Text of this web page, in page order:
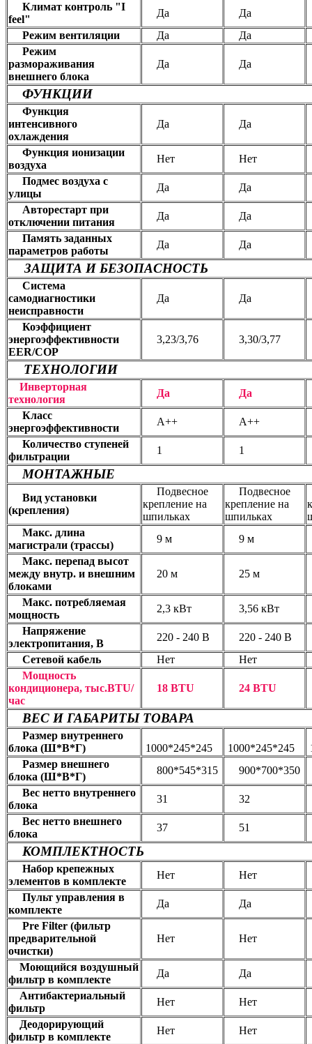
Климат контроль "I
feel"
Да Да
Режим вентиляции
Да Да
Режим
размораживания
внешнего блока
Да Да
ФУНКЦИИ
Функция
интенсивного
охлаждения
Да Да
Функция ионизации
воздуха
Нет Нет
Подмес воздуха с
улицы
Да Да
Авторестарт при
отключении питания
Да Да
Память заданных
параметров работы
Да Да
ЗАЩИТА И БЕЗОПАСНОСТЬ
Система
самодиагностики
неисправности
Да Да
Коэффициент
энергоэффективности
EER/COP
3,23/3,76 3,30/3,77
ТЕХНОЛОГИИ
Инверторная
технология
Да Да
Класс
энергоэффективности
А++ А++
Количество ступеней
фильтрации
1 1
МОНТАЖНЫЕ
Вид установки
(крепления)
Подвесное
крепление на
шпильках
Подвесное
крепление на
шпильках
Макс. длина
магистрали (трассы)
9 м 9 м
Макс. перепад высот
между внутр. и внешним
блоками
20 м 25 м
Макс. потребляемая
мощность
2,3 кВт 3,56 кВт
Напряжение
электропитания, В
220 - 240 В 220 - 240 В
Сетевой кабель
Нет Нет
Мощность
кондиционера, тыс.BTU/
час
18 BTU 24 BTU
ВЕС И ГАБАРИТЫ ТОВАРА
Размер внутреннего
блока (Ш*В*Г)
1000*245*245 1000*245*245
Размер внешнего
блока (Ш*В*Г)
800*545*315 900*700*350
Вес нетто внутреннего
блока
31 32
Вес нетто внешнего
блока
37 51
КОМПЛЕКТНОСТЬ
Набор крепежных
элементов в комплекте
Нет Нет
Пульт управления в
комплекте
Да Да
Pre Filter (фильтр
предварительной
очистки)
Нет Нет
Моющийся воздушный
фильтр в комплекте
Да Да
Антибактериальный
фильтр
Нет Нет
Деодорирующий
фильтр в комплекте
Нет Нет